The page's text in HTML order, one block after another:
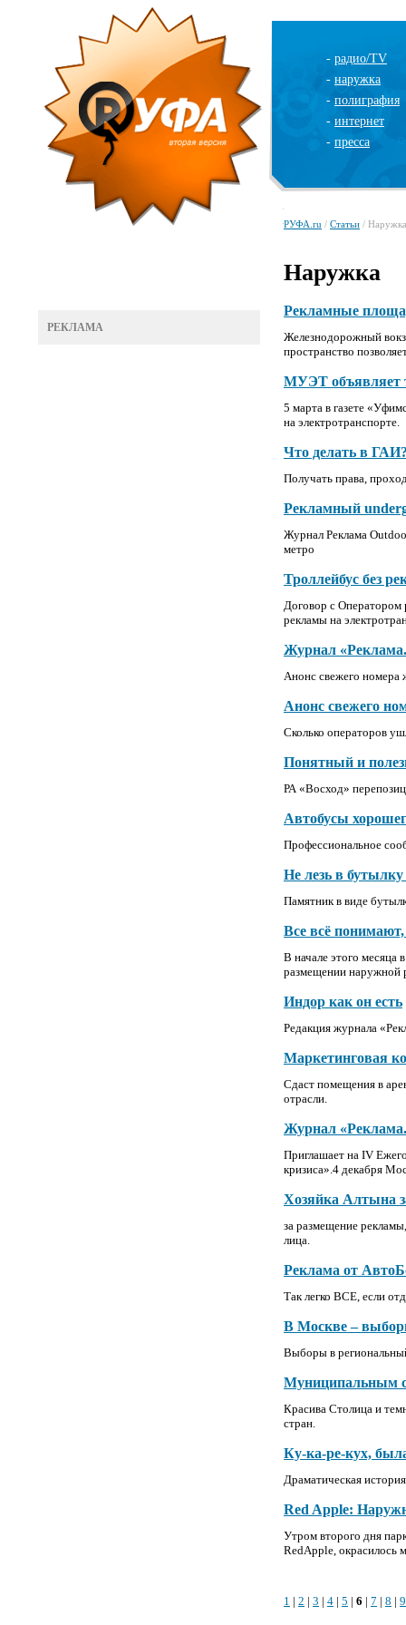
- радио/TV
- наружка
- полиграфия
- интернет
- пресса
РЕКЛАМА
РУФА.ru / Статьи / Наружка
Наружка
Рекламные
Железнодорожный
пространство
МУЭТ объявляет
5 марта в газете
на электротранспорте.
Что делать в
Получать права,
Рекламный
Журнал Реклама
метро
Троллейбус без
Договор с Оператором
рекламы на
Журнал «Реклама.
Анонс свежего номера
Анонс свежего
Сколько операторов
Понятный и
РА «Восход»
Автобусы
Профессиональное
Не лезь в
Памятник в виде
Все всё
В начале этого месяца
размещении наружной
Индор как он есть
Редакция журнала
Маркетинговая
Сдаст помещения в
отрасли.
Журнал
Приглашает на IV
кризиса».4 декабря
Хозяйка Алтына
за размещение
лица.
Реклама от
Так легко ВСЕ, если
В Москве –
Выборы в
Муниципальным
Красива Столица и
стран.
Ку-ка-ре-кух,
Драматическая
Red Apple:
Утром второго дня
RedApple, окрасилось
1 | 2 | 3 | 4 | 5 | 6 | 7 | 8 | 9